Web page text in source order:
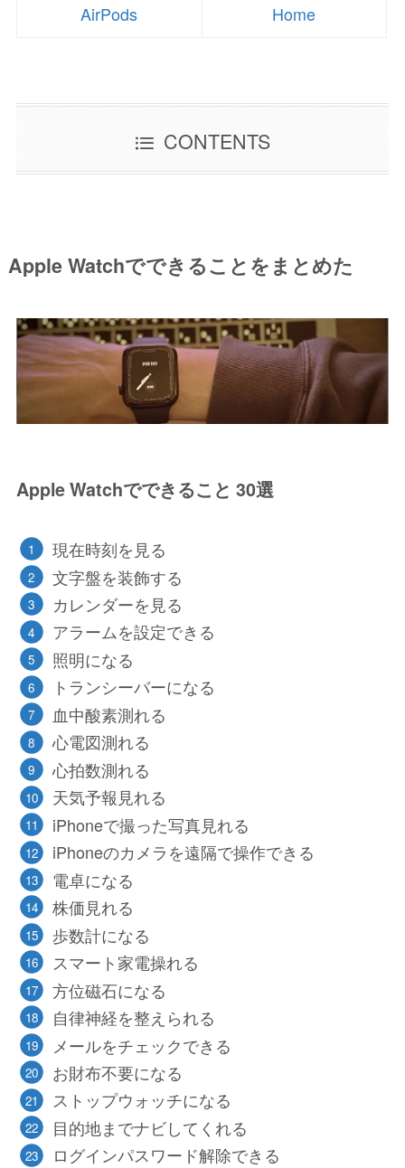
AirPods Home
CONTENTS
Apple Watchでできることをまとめた
Apple Watchでできること 30選
現在時刻を見る
文字盤を装飾する
カレンダーを見る
アラームを設定できる
照明になる
トランシーバーになる
血中酸素測れる
心電図測れる
心拍数測れる
天気予報見れる
iPhoneで撮った写真見れる
iPhoneのカメラを遠隔で操作できる
電卓になる
株価見れる
歩数計になる
スマート家電操れる
方位磁石になる
自律神経を整えられる
メールをチェックできる
お財布不要になる
ストップウォッチになる
目的地までナビしてくれる
ログインパスワード解除できる